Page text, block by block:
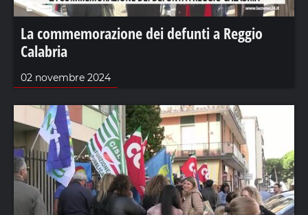
La commemorazione dei defunti a Reggio
Calabria
02 novembre 2024